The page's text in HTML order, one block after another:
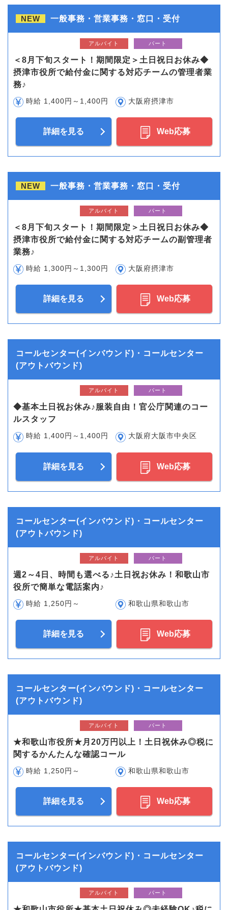
NEW 一般事務・営業事務・窓口・受付
アルバイト パート
＜8月下旬スタート！期間限定＞土日祝日お休み◆
摂津市役所で給付金に関する対応チームの管理者業
務♪
時給 1,400円～1,400円 大阪府摂津市
詳細を見る Web応募
NEW 一般事務・営業事務・窓口・受付
アルバイト パート
＜8月下旬スタート！期間限定＞土日祝日お休み◆
摂津市役所で給付金に関する対応チームの副管理者
業務♪
時給 1,300円～1,300円 大阪府摂津市
詳細を見る Web応募
コールセンター(インバウンド)・コールセンター
(アウトバウンド)
アルバイト パート
◆基本土日祝お休み♪服装自由！官公庁関連のコー
ルスタッフ
時給 1,400円～1,400円 大阪府大阪市中央区
詳細を見る Web応募
コールセンター(インバウンド)・コールセンター
(アウトバウンド)
アルバイト パート
週2～4日、時間も選べる♪土日祝お休み！和歌山市
役所で簡単な電話案内♪
時給 1,250円～ 和歌山県和歌山市
詳細を見る Web応募
コールセンター(インバウンド)・コールセンター
(アウトバウンド)
アルバイト パート
★和歌山市役所★月20万円以上！土日祝休み◎税に
関するかんたんな確認コール
時給 1,250円～ 和歌山県和歌山市
詳細を見る Web応募
コールセンター(インバウンド)・コールセンター
(アウトバウンド)
アルバイト パート